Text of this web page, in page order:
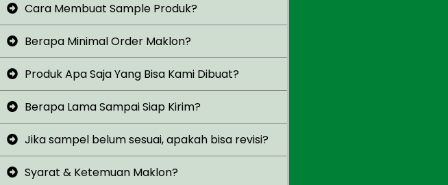
Cara Membuat Sample Produk?
Berapa Minimal Order Maklon?
Produk Apa Saja Yang Bisa Kami Dibuat?
Berapa Lama Sampai Siap Kirim?
Jika sampel belum sesuai, apakah bisa revisi?
Syarat & Ketemuan Maklon?